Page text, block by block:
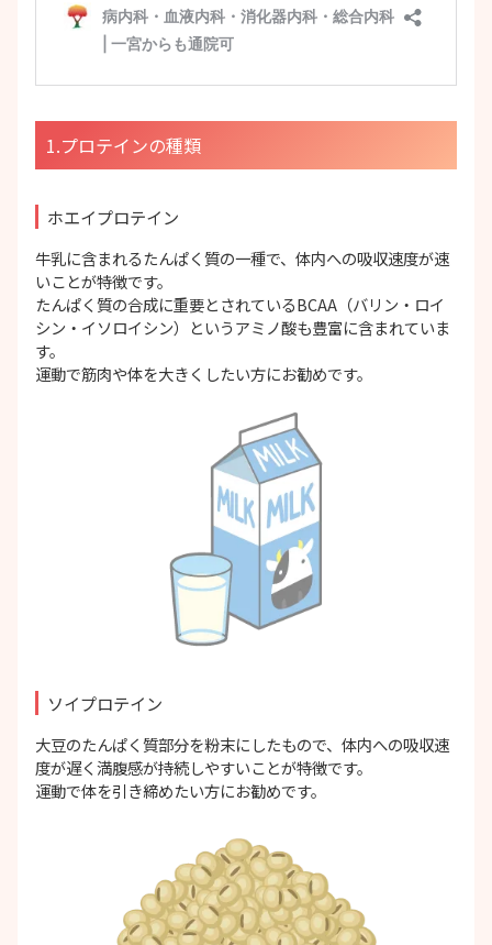
1.プロテインの種類
ホエイプロテイン
牛乳に含まれるたんぱく質の一種で、体内への吸収速度が速
いことが特徴です。
たんぱく質の合成に重要とされているBCAA（バリン・ロイ
シン・イソロイシン）というアミノ酸も豊富に含まれていま
す。
運動で筋肉や体を大きくしたい方にお勧めです。
ソイプロテイン
大豆のたんぱく質部分を粉末にしたもので、体内への吸収速
度が遅く満腹感が持続しやすいことが特徴です。
運動で体を引き締めたい方にお勧めです。